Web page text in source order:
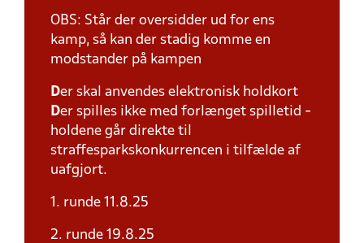
OBS: Står der oversidder ud for ens
kamp, så kan der stadig komme en
modstander på kampen
Der skal anvendes elektronisk holdkort
Der spilles ikke med forlænget spilletid -
holdene går direkte til
straffesparkskonkurrencen i tilfælde af
uafgjort.
1. runde 11.8.25
2. runde 19.8.25